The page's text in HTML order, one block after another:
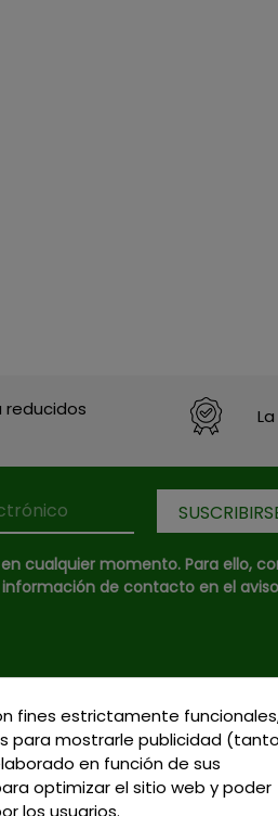
reducidos
cualquier momento. Para ello,
de contacto en el
C/ Delgadillo Nº 7 - Local 1 - 45600
Talavera de la Reina - Toledo -
Llamadnos:
+34 925 82 02 19
fines estrictamente
para mostrarle publicidad (tanto
en función de sus
optimizar el sitio web y poder